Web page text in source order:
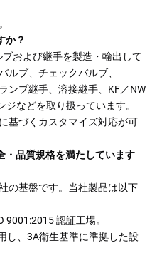
か？
および継手を製造・輸出して
ルブ、チェックバルブ、
ンプ継手、溶接継手、KF／NW
ジなどを取り扱っています。
基づくカスタマイズ対応が可
・品質規格を満たしています
の基盤です。当社製品は以下
9001:2015 認証工場。
し、3A衛生基準に準拠した設